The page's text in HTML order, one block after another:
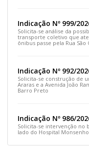
Indicação Nº 999/
Solicita-se análise da
transporte coletivo que
ônibus passe pela Rua
Indicação Nº 992/
Solicita-se construção de
Araras e a Avenida João
Barro Preto
Indicação Nº 986/
Solicita-se intervenção
lado do Hospital